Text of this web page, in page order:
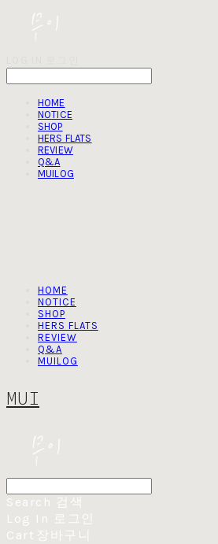
HOME
NOTICE
SHOP
HERS FLATS
REVIEW
Q&A
MUILOG
HOME
NOTICE
SHOP
HERS FLATS
REVIEW
Q&A
MUILOG
MUI
Search 검색
Log In 로그인
Cart 장바구니